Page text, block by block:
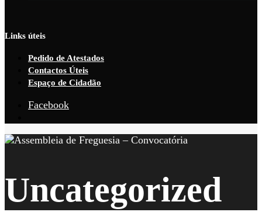
Links úteis
Pedido de Atestados
Contactos Úteis
Espaço de Cidadão
Facebook
Window
Uncategorized